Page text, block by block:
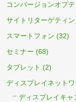
コンバージョンオプ
サイトリターゲティ
スマートフォン (32)
セミナー (68)
タブレット (2)
ディスプレイネットワ
ディスプレイキャ